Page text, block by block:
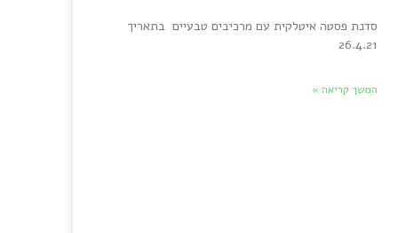
סדנת פסטה איטלקית עם מרכיבים טבעיים בתאריך
26.4.21
המשך קריאה »